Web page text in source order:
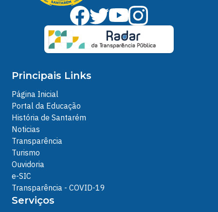
Principais Links
Página Inicial
Portal da Educação
História de Santarém
Noticias
Transparência
Turismo
Ouvidoria
e-SIC
Transparência - COVID-19
Serviços